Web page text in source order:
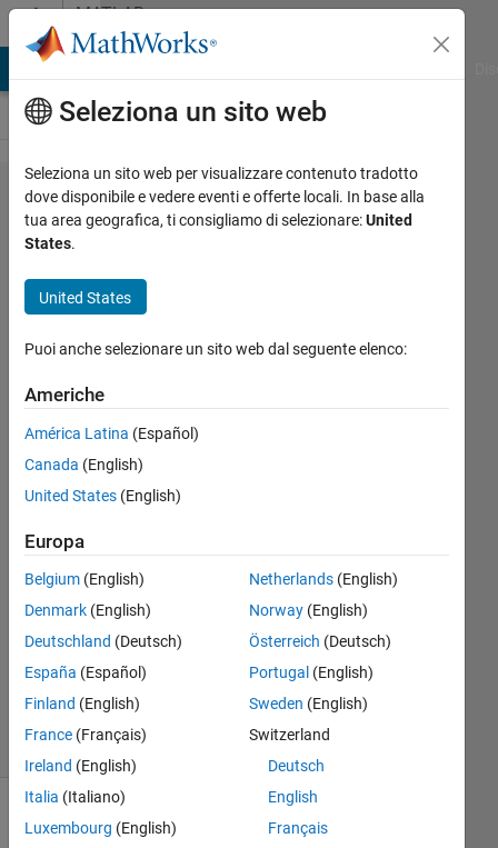
Vai al contenutoMATLAB
Answers
How to
define for
lies a given
coordinates?
Aknur
2023
1
Risposta
accettata
Aggiornato
6 Apr 2023
37
(30 giorni)
Mostra
Seleziona un sito web
Seleziona un sito web per visualizzare contenuto tradotto
dove disponibile e vedere eventi e offerte locali. In base alla
tua area geografica, ti consigliamo di selezionare:United
States.
United States
Puoi anche selezionare un sito web dal seguente elenco:
Americhe
América Latina (Español)
Canada (English)
United States (English)
Europa
Belgium (English)
Denmark (English)
Deutschland (Deutsch)
España (Español)
Finland (English)
France (Français)
Ireland (English)
Italia (Italiano)
Luxembourg (English)
Netherlands(English)
Norway(English)
Österreich (Deutsch)
Portugal (English)
Sweden (English)
Switzerland
Deutsch
English
Français